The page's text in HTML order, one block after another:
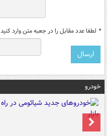
* لطفا عدد مقابل را در جعبه متن وارد کنید
خودرو